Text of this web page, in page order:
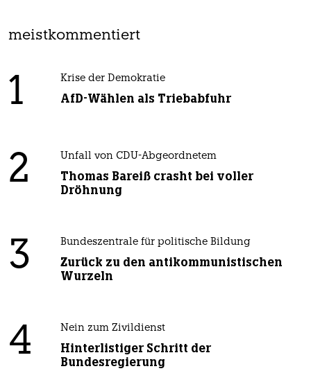
meistkommentiert
1 Krise der Demokratie
AfD-Wählen als Triebabfuhr
2 Unfall von CDU-Abgeordnetem
Thomas Bareiß crasht bei voller
Dröhnung
3 Bundeszentrale für politische Bildung
Zurück zu den antikommunistischen
Wurzeln
4 Nein zum Zivildienst
Hinterlistiger Schritt der
Bundesregierung